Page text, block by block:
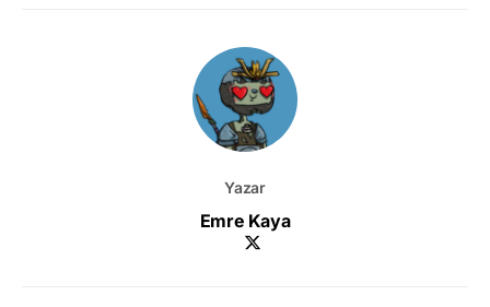
Yazar
Emre Kaya